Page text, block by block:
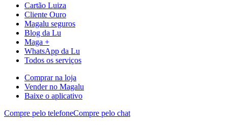
Cartão Luiza
Cliente Ouro
Magalu seguros
Blog da Lu
Maga +
WhatsApp da Lu
Todos os serviços
Comprar na loja
Vender no Magalu
Baixe o aplicativo
Compre pelo telefoneCompre pelo chat